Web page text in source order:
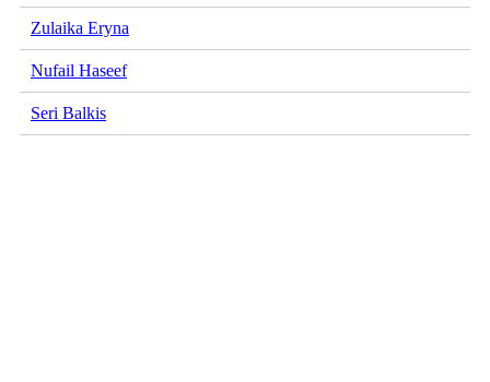
Zulaika Eryna
Nufail Haseef
Seri Balkis